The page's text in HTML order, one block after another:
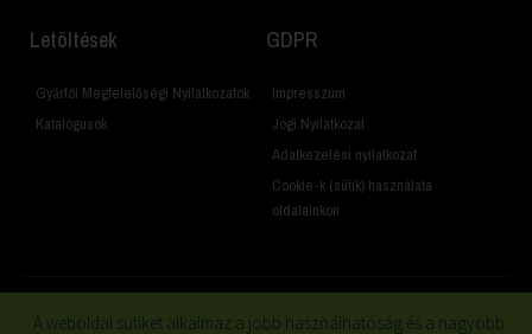
Letöltések
Gyártói Megfelelőségi Nyilatkozatok
Katalógusok
GDPR
Impresszum
Jogi Nyilatkozat
Adatkezelési nyilatkozat
Cookie-k (sütik) használata
oldalainkon
A weboldal sütiket alkalmaz a jobb használhatóság és a nagyobb